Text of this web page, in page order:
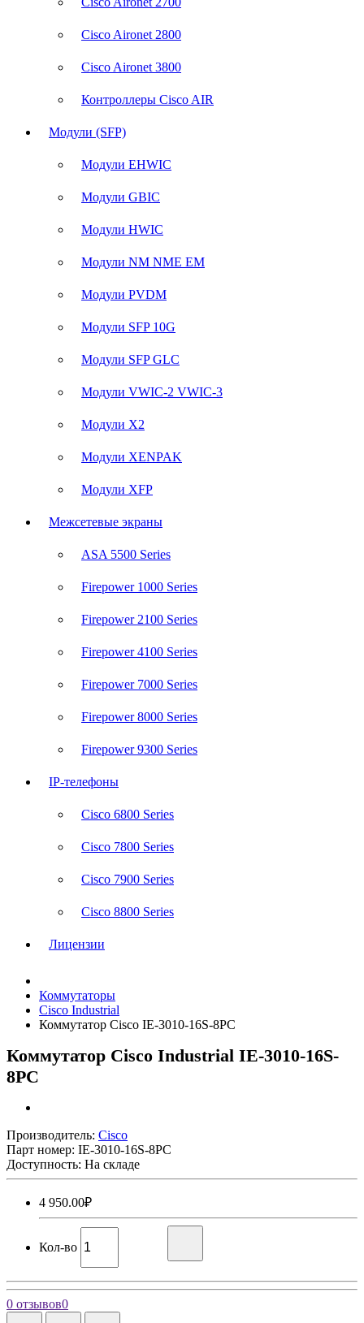
Cisco Aironet 2800
Cisco Aironet 3800
Контроллеры Cisco AIR
Модули (SFP)
Модули EHWIC
Модули GBIC
Модули HWIC
Модули NM NME EM
Модули PVDM
Модули SFP 10G
Модули SFP GLC
Модули VWIC-2 VWIC-3
Модули X2
Модули XENPAK
Модули XFP
Межсетевые экраны
ASA 5500 Series
Firepower 1000 Series
Firepower 2100 Series
Firepower 4100 Series
Firepower 7000 Series
Firepower 8000 Series
Firepower 9300 Series
IP-телефоны
Cisco 6800 Series
Cisco 7800 Series
Cisco 7900 Series
Cisco 8800 Series
Лицензии
Коммутаторы
Cisco Industrial
Коммутатор Cisco IE-3010-16S-8PC
Коммутатор Cisco Industrial IE-3010-16S-
8PC
Производитель: Cisco
Парт номер: IE-3010-16S-8PC
Доступность: На складе
4 950.00₽
Кол-во
0 отзывов0